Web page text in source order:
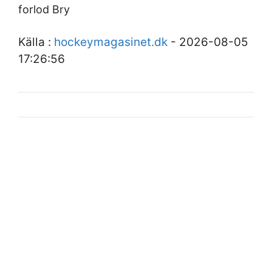
forlod Bry
Källa : hockeymagasinet.dk - 2026-08-05
17:26:56